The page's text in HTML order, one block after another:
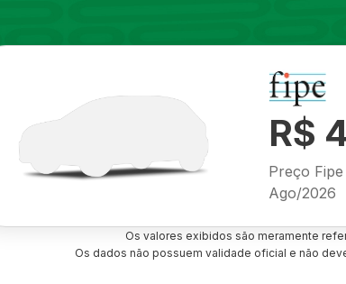
R$
Preço
Ago/2026
Os valores exibidos são meramente
Os dados não possuem validade oficial e não